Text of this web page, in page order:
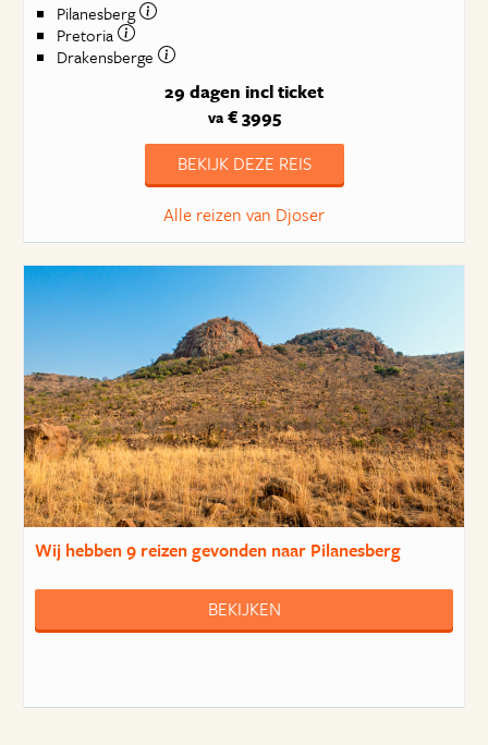
Pilanesberg
Pretoria
Drakensberge
29 dagen incl ticket
va€ 3995
BEKIJK DEZE REIS
Alle reizen van Djoser
Wij hebben9 reizengevonden naar Pilanesberg
BEKIJKEN